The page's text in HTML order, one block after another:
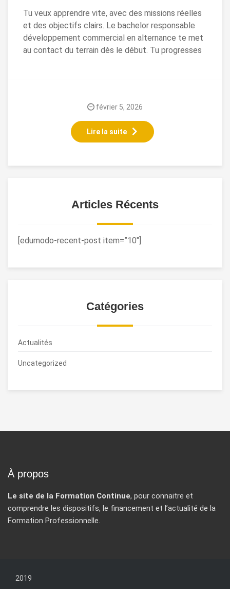
Tu veux apprendre vite, avec des missions réelles
et des objectifs clairs. Le bachelor responsable
développement commercial en alternance te met
au contact du terrain dès le début. Tu progresses
Lire la suite
février 5, 2026
Articles Récents
[edumodo-recent-post item=”10″]
Catégories
Actualités
Uncategorized
À propos
Le site de la Formation Continue, pour connaitre et
comprendre les dispositifs, le financement et l’actualité de la
Formation Professionnelle.
2019